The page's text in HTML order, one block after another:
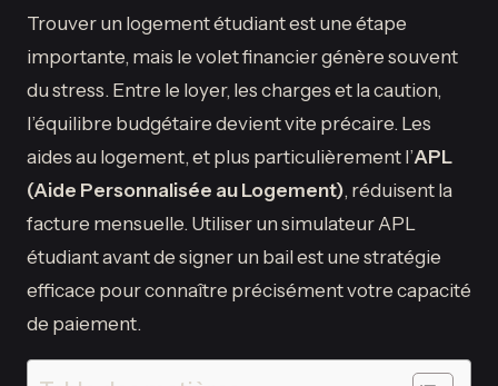
Trouver un logement étudiant est une étape
importante, mais le volet financier génère souvent
du stress. Entre le loyer, les charges et la caution,
l’équilibre budgétaire devient vite précaire. Les
aides au logement, et plus particulièrement l’APL
(Aide Personnalisée au Logement), réduisent la
facture mensuelle. Utiliser un simulateur APL
étudiant avant de signer un bail est une stratégie
efficace pour connaître précisément votre capacité
de paiement.